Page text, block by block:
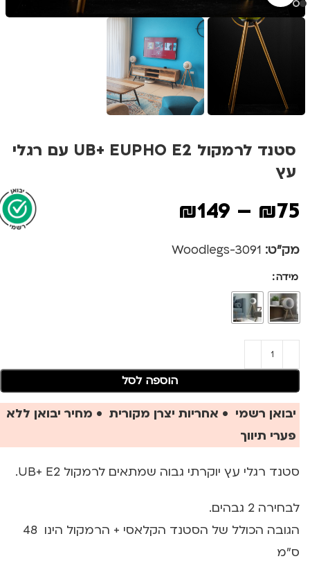
סטנד לרמקול UB+ EUPHO E2 עם רגלי
עץ
₪75
–
₪149
מק"ט: 3091-Woodlegs
מידה
הוספה לסל
יבואן רשמי • אחריות יצרן מקורית • מחיר יבואן ללא
פערי תיווך
סטנד רגלי עץ יוקרתי גבוה שמתאים לרמקול UB+ E2.
לבחירה 2 גבהים.
הגובה הכולל של הסטנד הקלאסי + הרמקול הינו 48
ס"מ